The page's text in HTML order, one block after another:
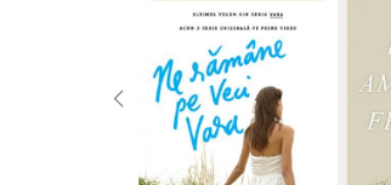
„Un roman ambițios din punct de
a obsesiilor care o susțin:
„O carte extrem de antrenantă,
BOMB
„O lectură antrenantă… Alissa
‹